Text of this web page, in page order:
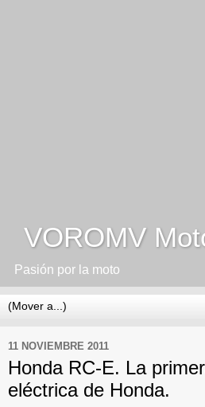
VOROMV
Pasión por la moto
11 NOVIEMBRE 2011
Honda RC-E. La
eléctrica de Honda.